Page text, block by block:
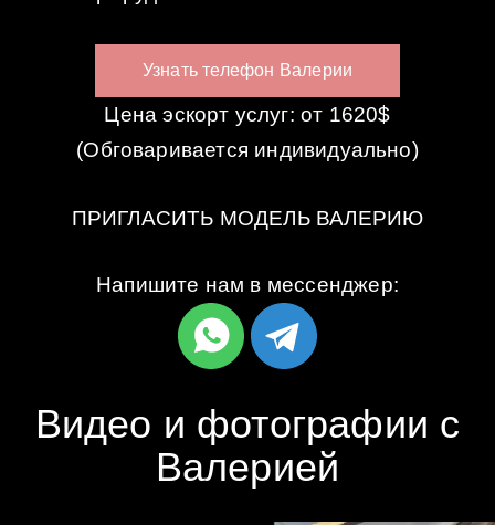
Узнать телефон Валерии
Цена эскорт услуг: от 1620$
(Обговаривается индивидуально)
ПРИГЛАСИТЬ МОДЕЛЬ ВАЛЕРИЮ
Напишите нам в мессенджер:
Видео и фотографии с
Валерией